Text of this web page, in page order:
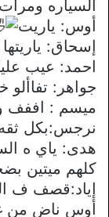
السياره
أوس: ياريت
إسحاق: ياريتها
احمد: عيب
جواهر: تفاألو
ميسم : اففف
نرجس:بكل
هدى: ياي ه
كلهم ميتين
إياد:قصف ف
أوس ناض من